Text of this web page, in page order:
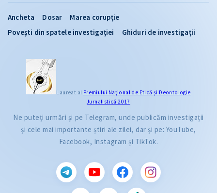
Ancheta Dosar
Marea corupție
Povești din spatele investigației
Ghiduri de investigații
Laureat al Premiului Naţional de Etică și Deontologie
Jurnalistică 2017
Ne puteți urmări și pe Telegram, unde publicăm investigații
și cele mai importante știri ale zilei, dar și pe: YouTube,
Facebook, Instagram și TikTok.